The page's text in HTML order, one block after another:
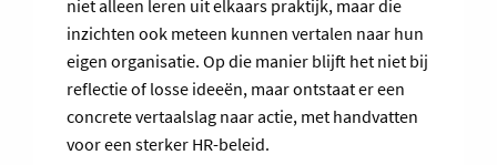
niet alleen leren uit elkaars praktijk, maar die
inzichten ook meteen kunnen vertalen naar hun
eigen organisatie. Op die manier blijft het niet bij
reflectie of losse ideeën, maar ontstaat er een
concrete vertaalslag naar actie, met handvatten
voor een sterker HR-beleid.